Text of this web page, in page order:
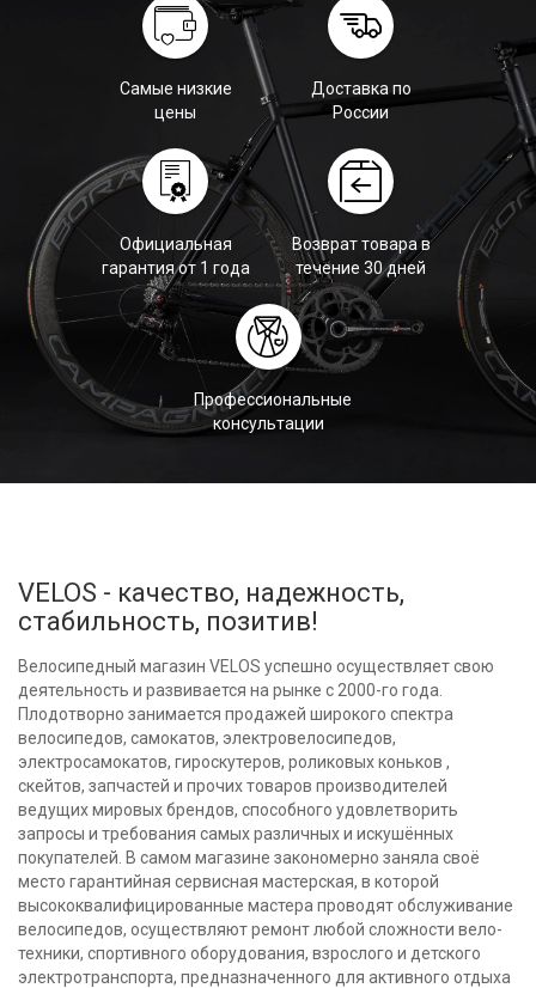
Самые низкие
цены
Доставка по
России
Официальная
гарантия от 1 года
Возврат товара в
течение 30 дней
Профессиональные
консультации
VELOS - качество, надежность,
стабильность, позитив!
Велосипедный магазин VELOS успешно осуществляет свою
деятельность и развивается на рынке с 2000-го года.
Плодотворно занимается продажей широкого спектра
велосипедов, самокатов, электровелосипедов,
электросамокатов, гироскутеров, роликовых коньков ,
скейтов, запчастей и прочих товаров производителей
ведущих мировых брендов, способного удовлетворить
запросы и требования самых различных и искушённых
покупателей. В самом магазине закономерно заняла своё
место гарантийная сервисная мастерская, в которой
высококвалифицированные мастера проводят обслуживание
велосипедов, осуществляют ремонт любой сложности вело-
техники, спортивного оборудования, взрослого и детского
электротранспорта, предназначенного для активного отдыха